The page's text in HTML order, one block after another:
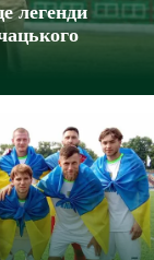
легенди